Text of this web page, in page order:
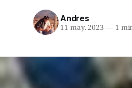
Andres
11 may. 2023 —1